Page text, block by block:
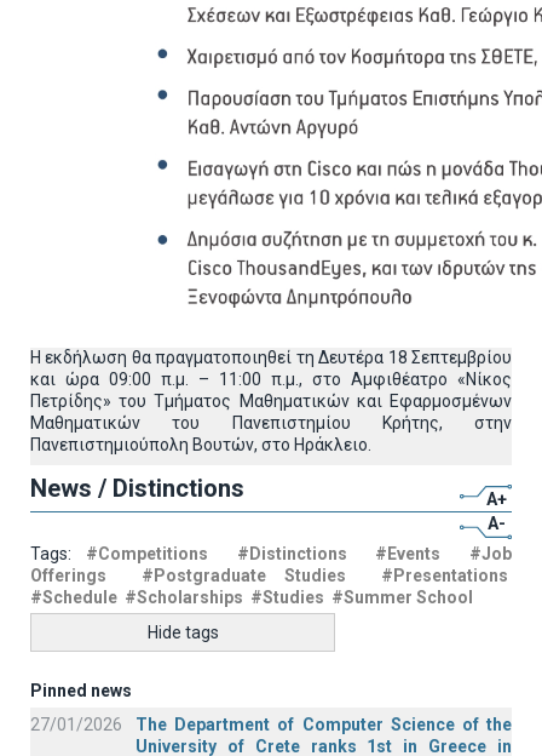
H εκδήλωση θα πραγματοποιηθεί τη Δευτέρα 18 Σεπτεμβρίου
και ώρα 09:00 π.μ. – 11:00 π.μ., στο Αμφιθέατρο «Νίκος
Πετρίδης» του Τμήματος Μαθηματικών και Εφαρμοσμένων
Μαθηματικών του Πανεπιστημίου Κρήτης, στην
Πανεπιστημιούπολη Βουτών, στο Ηράκλειο.
News / Distinctions
A+
A-
Tags: #Competitions #Distinctions #Events
#Job
Offerings
#Postgraduate Studies
#Presentations
#Schedule #Scholarships #Studies #Summer School
Hide tags
Pinned news
27/01/2026
The Department of Computer Science of the
University of Crete ranks 1st in Greece in